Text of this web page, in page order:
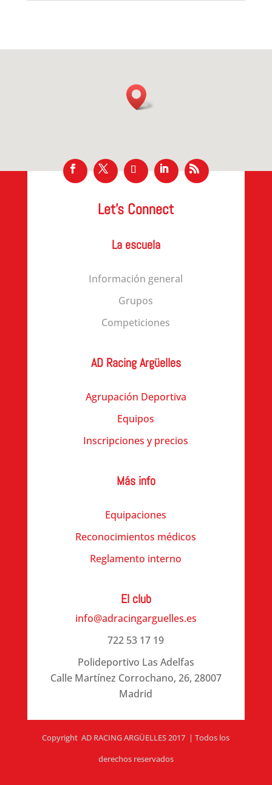
Let’s Connect
La escuela
Información general
Grupos
Competiciones
AD Racing Argüelles
Agrupación Deportiva
Equipos
Inscripciones y precios
Más info
Equipaciones
Reconocimientos médicos
Reglamento interno
El club
info@adracingarguelles.es
722 53 17 19
Polideportivo Las Adelfas
Calle Martínez Corrochano, 26, 28007
Madrid
Copyright AD RACING ARGÜELLES 2017 | Todos los
derechos reservados